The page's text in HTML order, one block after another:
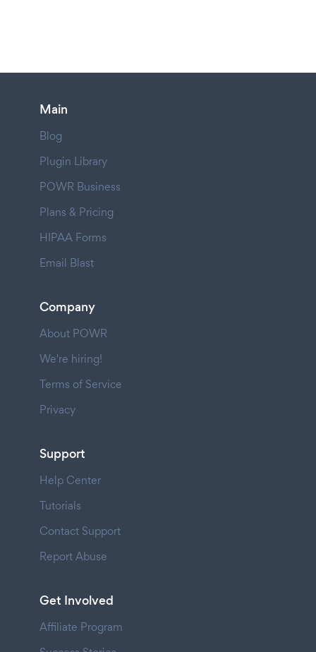
Main
Blog
Plugin Library
POWR Business
Plans & Pricing
HIPAA Forms
Email Blast
Company
About POWR
We're hiring!
Terms of Service
Privacy
Support
Help Center
Tutorials
Contact Support
Report Abuse
Get Involved
Affiliate Program